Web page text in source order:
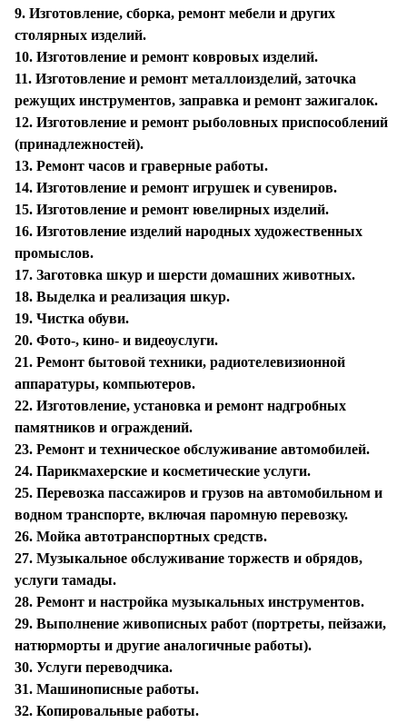
9. Изготовление, сборка, ремонт мебели и других
столярных изделий.
10. Изготовление и ремонт ковровых изделий.
11. Изготовление и ремонт металлоизделий, заточка
режущих инструментов, заправка и ремонт зажигалок.
12. Изготовление и ремонт рыболовных приспособлений
(принадлежностей).
13. Ремонт часов и граверные работы.
14. Изготовление и ремонт игрушек и сувениров.
15. Изготовление и ремонт ювелирных изделий.
16. Изготовление изделий народных художественных
промыслов.
17. Заготовка шкур и шерсти домашних животных.
18. Выделка и реализация шкур.
19. Чистка обуви.
20. Фото-, кино- и видеоуслуги.
21. Ремонт бытовой техники, радиотелевизионной
аппаратуры, компьютеров.
22. Изготовление, установка и ремонт надгробных
памятников и ограждений.
23. Ремонт и техническое обслуживание автомобилей.
24. Парикмахерские и косметические услуги.
25. Перевозка пассажиров и грузов на автомобильном и
водном транспорте, включая паромную перевозку.
26. Мойка автотранспортных средств.
27. Музыкальное обслуживание торжеств и обрядов,
услуги тамады.
28. Ремонт и настройка музыкальных инструментов.
29. Выполнение живописных работ (портреты, пейзажи,
натюрморты и другие аналогичные работы).
30. Услуги переводчика.
31. Машинописные работы.
32. Копировальные работы.